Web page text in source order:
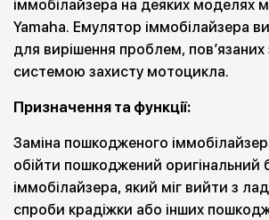
іммобілайзера на деяких моделях
Yamaha. Емулятор іммобілайзера
для вирішення проблем, пов’язаних
системою захисту мотоцикла.
Призначення та функції:
Заміна пошкодженого
обійти пошкоджений оригінальний
іммобілайзера, який міг вийти з
спроби крадіжки або інших